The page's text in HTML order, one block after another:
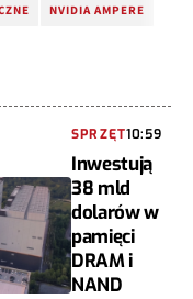
NVIDIA AMPERE
SPRZĘT10:59
Inwestują
38 mld
dolarów w
pamięci
DRAM i
NAND